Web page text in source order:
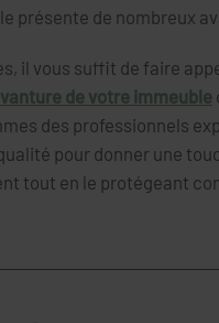
présente de nombreux
il vous suffit de faire
de votre immeuble
des professionnels
pour donner une
tout en le protégeant